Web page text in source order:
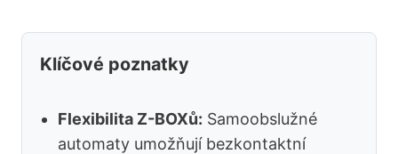
Klíčové poznatky
Flexibilita Z-BOXů: Samoobslužné
automaty umožňují bezkontaktní